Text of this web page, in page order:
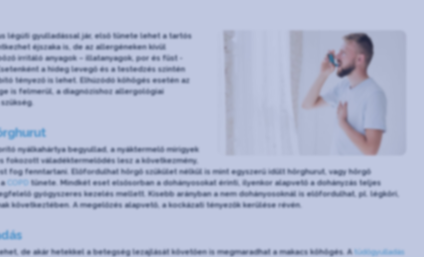
légúti gyulladással jár, első tünete lehet a tartós
éjszaka is, de az allergéneken kívül
irritáló anyagok – illatanyagok, por és füst -
a hideg levegő és a testedzés szintén
tényező is lehet. Elhúzódó köhögés esetén az
is felmerül, a diagnózishoz allergológiai
nyálkahártya begyullad, a nyáktermelő mirigyek
fokozott váladéktermelődés lesz a következmény,
fog fenntartani. Előfordulhat hörgő szűkület nélkül is mint egyszerű idült hörghurut, vagy hörgő
COPD
tünete. Mindkét eset elsősorban a dohányosokat érinti, ilyenkor alapvető a dohányzás teljes
gyógyszeres kezelés mellett. Kisebb arányban a nem dohányosoknál is előfordulhat, pl. légköri,
következtében. A megelőzés alapvető, a kockázati tényezők kerülése révén.
de akár hetekkel a betegség lezajlását követően is megmaradhat a makacs köhögés. A tüdőgyulladás